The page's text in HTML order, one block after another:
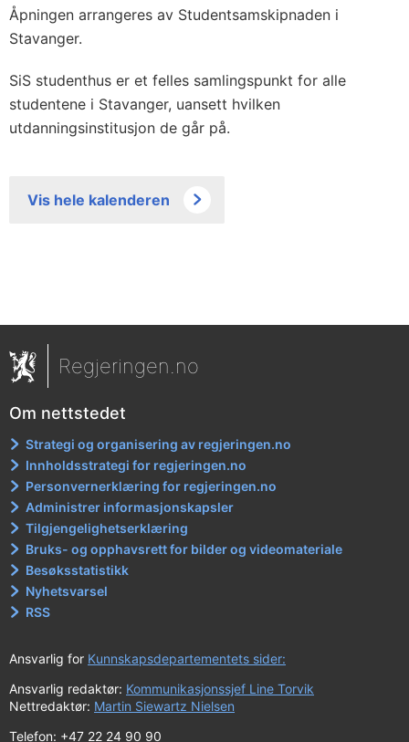
Åpningen arrangeres av Studentsamskipnaden i
Stavanger.
SiS studenthus er et felles samlingspunkt for alle
studentene i Stavanger, uansett hvilken
utdanningsinstitusjon de går på.
Vis hele kalenderen
Regjeringen.no
Om nettstedet
Strategi og organisering av regjeringen.no
Innholdsstrategi for regjeringen.no
Personvernerklæring for regjeringen.no
Administrer informasjonskapsler
Tilgjengelighetserklæring
Bruks- og opphavsrett for bilder og videomateriale
Besøksstatistikk
Nyhetsvarsel
RSS
Ansvarlig for Kunnskapsdepartementets sider:
Ansvarlig redaktør: Kommunikasjonssjef Line Torvik
Nettredaktør: Martin Siewartz Nielsen
Telefon: +47 22 24 90 90